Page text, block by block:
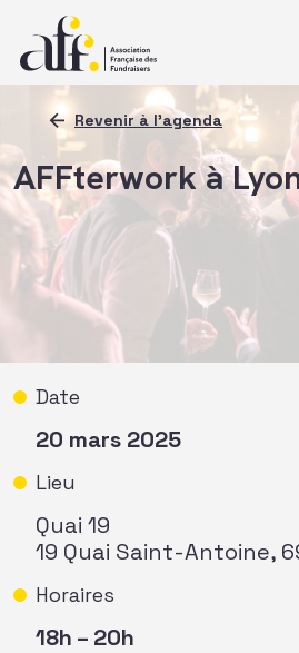
Revenir à l'agenda
AFFterwork à
Date
20 mars 2025
Lieu
Quai 19
19 Quai Saint-Antoine,
Horaires
18h – 20h